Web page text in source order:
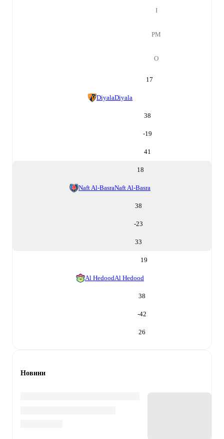
І
РМ
О
17
DiyalaDiyala
38
-19
41
18
Naft Al-BasraNaft Al-Basra
38
-23
33
19
Al HedoodAl Hedood
38
-42
26
Новини